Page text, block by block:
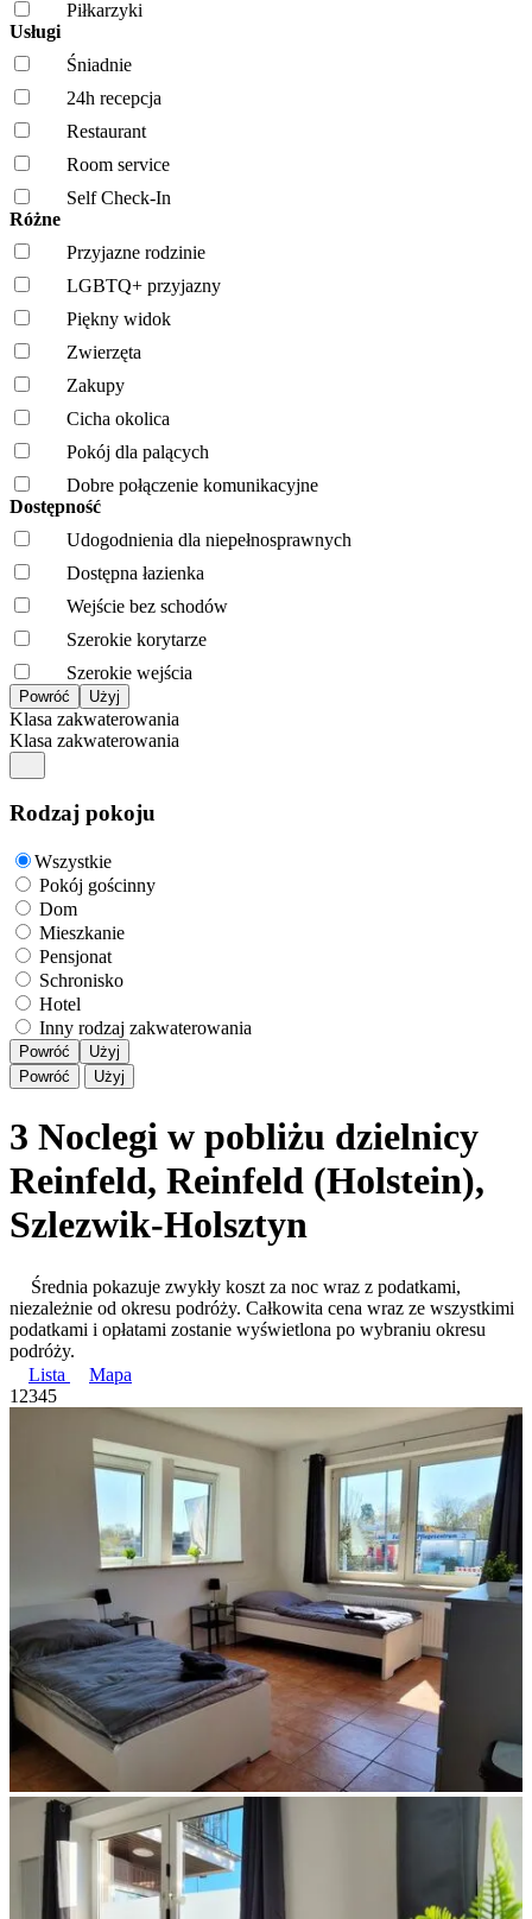
Piłkarzyki
Usługi
Śniadnie
24h recepcja
Restaurant
Room service
Self Check-In
Różne
Przyjazne rodzinie
LGBTQ+ przyjazny
Piękny widok
Zwierzęta
Zakupy
Cicha okolica
Pokój dla palących
Dobre połączenie komunikacyjne
Dostępność
Udogodnienia dla niepełnosprawnych
Dostępna łazienka
Wejście bez schodów
Szerokie korytarze
Szerokie wejścia
Klasa zakwaterowania
Klasa zakwaterowania
Rodzaj pokoju
Wszystkie
Pokój gościnny
Dom
Mieszkanie
Pensjonat
Schronisko
Hotel
Inny rodzaj zakwaterowania
Powróć
Użyj
Powróć
Użyj
3 Noclegi w pobliżu dzielnicy
Reinfeld, Reinfeld (Holstein),
Szlezwik-Holsztyn
Średnia pokazuje zwykły koszt za noc wraz z podatkami,
niezależnie od okresu podróży. Całkowita cena wraz ze wszystkimi
podatkami i opłatami zostanie wyświetlona po wybraniu okresu
podróży.
Lista
Mapa
1 2345